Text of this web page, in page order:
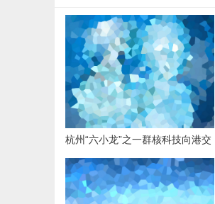
杭州“六小龙”之一群核科技向港交
所提交上市申请